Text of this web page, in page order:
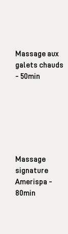
Massage aux
galets chauds
- 50min
Massage
signature
Amerispa -
80min